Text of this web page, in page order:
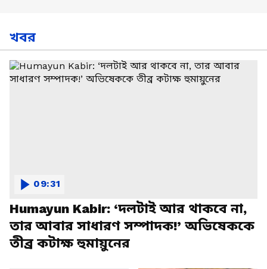
খবর
Humayun Kabir: ‘দলটাই আর থাকবে না,
তার আবার সাধারণ সম্পাদক!’ অভিষেককে
তীব্র কটাক্ষ হুমায়ুনের
09:31